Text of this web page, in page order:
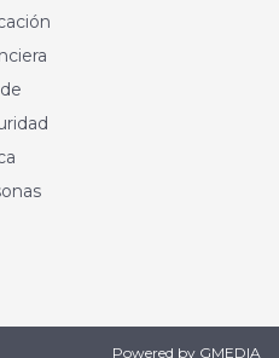
Powered by GMEDIA